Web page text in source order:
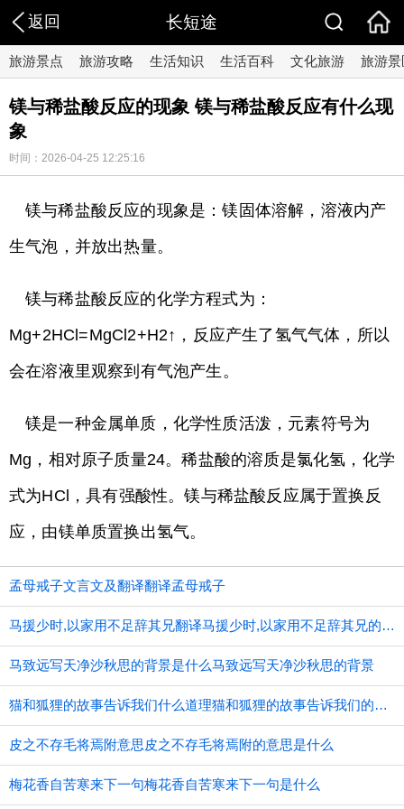
返回 长短途
旅游景点 旅游攻略 生活知识 生活百科 文化旅游 旅游景
镁与稀盐酸反应的现象 镁与稀盐酸反应有什么现
象
时间：2026-04-25 12:25:16
镁与稀盐酸反应的现象是：镁固体溶解，溶液内产
生气泡，并放出热量。
镁与稀盐酸反应的化学方程式为：
Mg+2HCl=MgCl2+H2↑，反应产生了氢气气体，所以
会在溶液里观察到有气泡产生。
镁是一种金属单质，化学性质活泼，元素符号为
Mg，相对原子质量24。稀盐酸的溶质是氯化氢，化学
式为HCl，具有强酸性。镁与稀盐酸反应属于置换反
应，由镁单质置换出氢气。
孟母戒子文言文及翻译翻译孟母戒子
马援少时,以家用不足辞其兄翻译马援少时,以家用不足辞其兄的意思
马致远写天净沙秋思的背景是什么马致远写天净沙秋思的背景
猫和狐狸的故事告诉我们什么道理猫和狐狸的故事告诉我们的道理
皮之不存毛将焉附意思皮之不存毛将焉附的意思是什么
梅花香自苦寒来下一句梅花香自苦寒来下一句是什么